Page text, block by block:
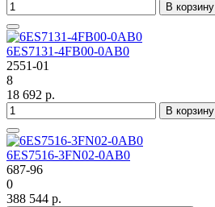
В корзину
6ES7131-4FB00-0AB0
2551-01
8
18 692 р.
В корзину
6ES7516-3FN02-0AB0
687-96
0
388 544 р.